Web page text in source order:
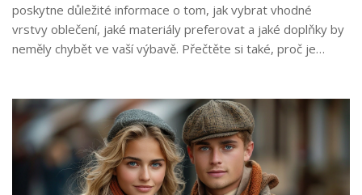
poskytne důležité informace o tom, jak vybrat vhodné
vrstvy oblečení, jaké materiály preferovat a jaké doplňky by
neměly chybět ve vaší výbavě. Přečtěte si také, proč je